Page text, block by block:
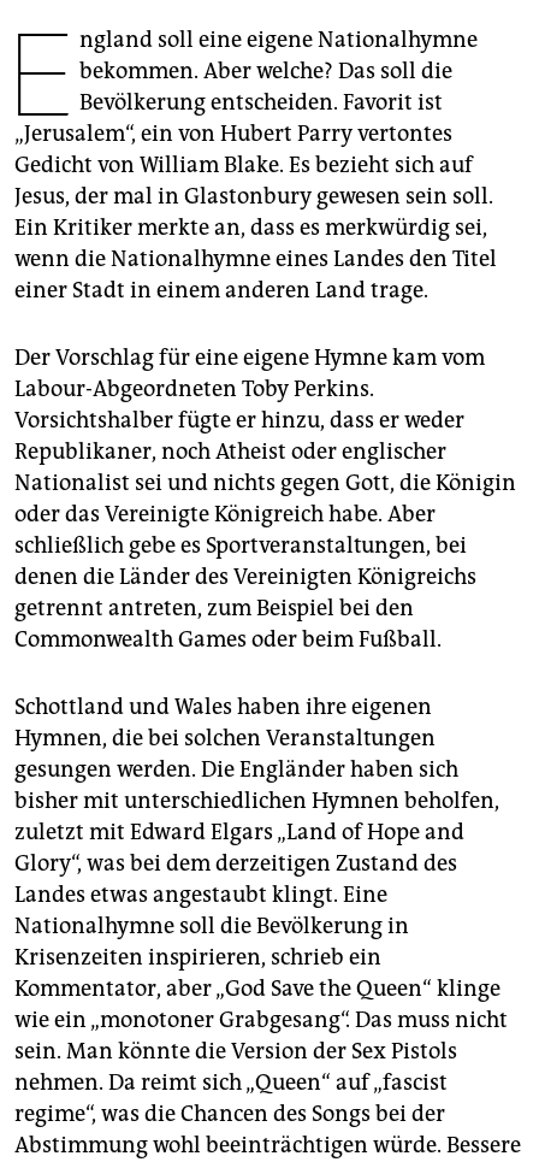
verlag
veranstaltungen
shop
fragen & hilfe
unterstützen
genossenschaft
epaper login
E ngland soll eine eigene Nationalhymne
bekommen. Aber welche? Das soll die
Bevölkerung entscheiden. Favorit ist
„Jerusalem“, ein von Hubert Parry vertontes
Gedicht von William Blake. Es bezieht sich auf
Jesus, der mal in Glastonbury gewesen sein soll.
Ein Kritiker merkte an, dass es merkwürdig sei,
wenn die Nationalhymne eines Landes den Titel
einer Stadt in einem anderen Land trage.
Der Vorschlag für eine eigene Hymne kam vom
Labour-Abgeordneten Toby Perkins.
Vorsichtshalber fügte er hinzu, dass er weder
Republikaner, noch Atheist oder englischer
Nationalist sei und nichts gegen Gott, die Königin
oder das Vereinigte Königreich habe. Aber
schließlich gebe es Sportveranstaltungen, bei
denen die Länder des Vereinigten Königreichs
getrennt antreten, zum Beispiel bei den
Commonwealth Games oder beim Fußball.
Schottland und Wales haben ihre eigenen
Hymnen, die bei solchen Veranstaltungen
gesungen werden. Die Engländer haben sich
bisher mit unterschiedlichen Hymnen beholfen,
zuletzt mit Edward Elgars „Land of Hope and
Glory“, was bei dem derzeitigen Zustand des
Landes etwas angestaubt klingt. Eine
Nationalhymne soll die Bevölkerung in
Krisenzeiten inspirieren, schrieb ein
Kommentator, aber „God Save the Queen“ klinge
wie ein „monotoner Grabgesang“. Das muss nicht
sein. Man könnte die Version der Sex Pistols
nehmen. Da reimt sich „Queen“ auf „fascist
regime“, was die Chancen des Songs bei der
Abstimmung wohl beeinträchtigen würde. Bessere